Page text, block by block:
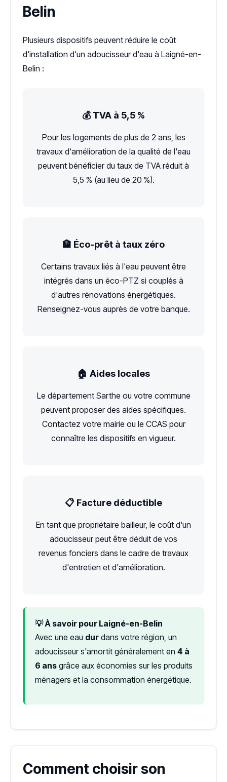
Belin
Plusieurs dispositifs peuvent réduire le coût
d'installation d'un adoucisseur d'eau à Laigné-en-
Belin :
💰 TVA à 5,5 %
Pour les logements de plus de 2 ans, les
travaux d'amélioration de la qualité de l'eau
peuvent bénéficier du taux de TVA réduit à
5,5 % (au lieu de 20 %).
🏦 Éco-prêt à taux zéro
Certains travaux liés à l'eau peuvent être
intégrés dans un éco-PTZ si couplés à
d'autres rénovations énergétiques.
Renseignez-vous auprès de votre banque.
🏠 Aides locales
Le département Sarthe ou votre commune
peuvent proposer des aides spécifiques.
Contactez votre mairie ou le CCAS pour
connaître les dispositifs en vigueur.
📋 Facture déductible
En tant que propriétaire bailleur, le coût d'un
adoucisseur peut être déduit de vos
revenus fonciers dans le cadre de travaux
d'entretien et d'amélioration.
💡 À savoir pour Laigné-en-Belin
Avec une eau dur dans votre région, un
adoucisseur s'amortit généralement en 4 à
6 ans grâce aux économies sur les produits
ménagers et la consommation énergétique.
Comment choisir son